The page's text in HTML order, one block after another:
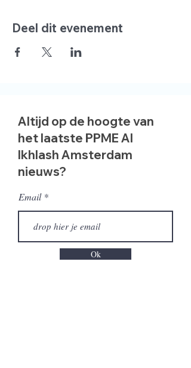
Deel dit evenement
Altijd op de hoogte van
het laatste PPME Al
Ikhlash Amsterdam
nieuws?
Email
Ok